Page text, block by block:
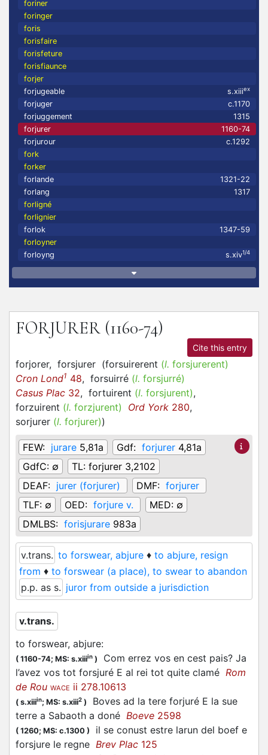
foriner
foringer
foris
forisfaire
forisfeture
forisfiaunce
forjer
forjugeable
s.xiiiex
forjuger
c.1170
forjuggement
1315
forjurer
1160-74
forjurour
c.1292
fork
forker
forlande
1321-22
forlang
1317
forligné
forlignier
forlok
1347-59
forloyner
forloyng
s.xiv1/4
FORJURER (1160-74)
Cite this entry
forjorer, forsjurer (forsuirerent (l. forsjurerent)
Cron Lond1 48, forsuirré (l. forsjurré)
Casus Plac 32, fortuirent (l. forsjurent),
forzuirent (l. forzjurent) Ord York 280,
sorjurer (l. forjurer))
FEW: jurare 5,81a Gdf: forjurer 4,81a
GdfC: ∅ TL: forjurer 3,2102
DEAF: jurer (forjurer) DMF: forjurer
TLF: ∅ OED: forjure v. MED: ∅
DMLBS: forisjurare 983a
v.trans. to forswear, abjure ♦ to abjure, resign
from ♦ to forswear (a place), to swear to abandon
p.p. as s. juror from outside a jurisdiction
v.trans.
to forswear, abjure:
( 1160-74; MS: s.xiiiin )
Com errez vos en cest pais? Ja
l’avez vos tot forsjuré E al rei tot quite clamé Rom
de Rou WACE ii 278.10613
( s.xiiiin; MS: s.xiii2 ) Boves ad la tere forjuré E la sue
terre a Sabaoth a doné Boeve 2598
( 1260; MS: c.1300 )
il se conust estre larun del boef e
forsjure le regne Brev Plac 125